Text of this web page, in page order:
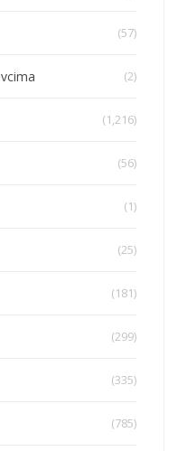
(57)
(2)
(1,216)
(56)
(1)
(25)
(181)
(299)
(335)
(785)